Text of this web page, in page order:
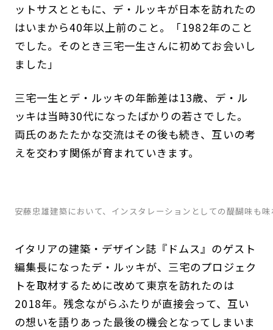
ットサスとともに、デ・ルッキが日本を訪れたの
はいまから40年以上前のこと。「1982年のこと
でした。そのとき三宅一生さんに初めてお会いし
ました」
三宅一生とデ・ルッキの年齢差は13歳、デ・ル
ッキは当時30代になったばかりの若さでした。
両氏のあたたかな交流はその後も続き、互いの考
えを交わす関係が育まれていきます。
安藤忠雄建築において、インスタレーションとしての醍醐味も
イタリアの建築・デザイン誌『ドムス』のゲスト
編集長になったデ・ルッキが、三宅のプロジェク
トを取材するために改めて東京を訪れたのは
2018年。残念ながらふたりが直接会って、互い
の想いを語りあった最後の機会となってしまいま